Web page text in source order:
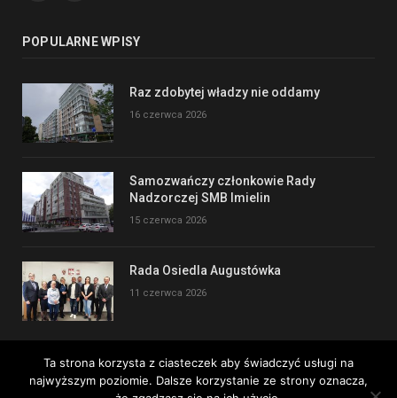
POPULARNE WPISY
Raz zdobytej władzy nie oddamy
16 czerwca 2026
Samozwańczy członkowie Rady
Nadzorczej SMB Imielin
15 czerwca 2026
Rada Osiedla Augustówka
11 czerwca 2026
Copyright © 2017
Ta strona korzysta z ciasteczek aby świadczyć usługi na
najwyższym poziomie. Dalsze korzystanie ze strony oznacza,